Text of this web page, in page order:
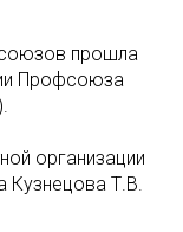
прошла
Профсоюза
организации
Кузнецова Т.В.